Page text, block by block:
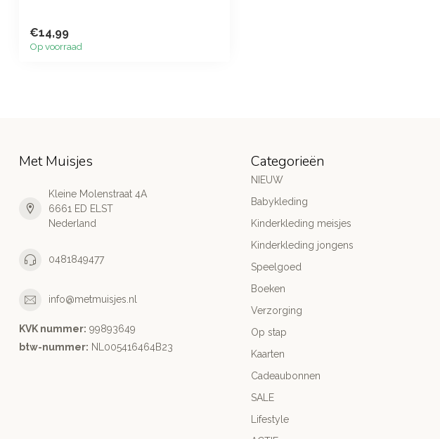
€14,99
Op voorraad
Met Muisjes
Kleine Molenstraat 4A
6661 ED ELST
Nederland
0481849477
info@metmuisjes.nl
KVK nummer: 99893649
btw-nummer: NL005416464B23
Categorieën
NIEUW
Babykleding
Kinderkleding meisjes
Kinderkleding jongens
Speelgoed
Boeken
Verzorging
Op stap
Kaarten
Cadeaubonnen
SALE
Lifestyle